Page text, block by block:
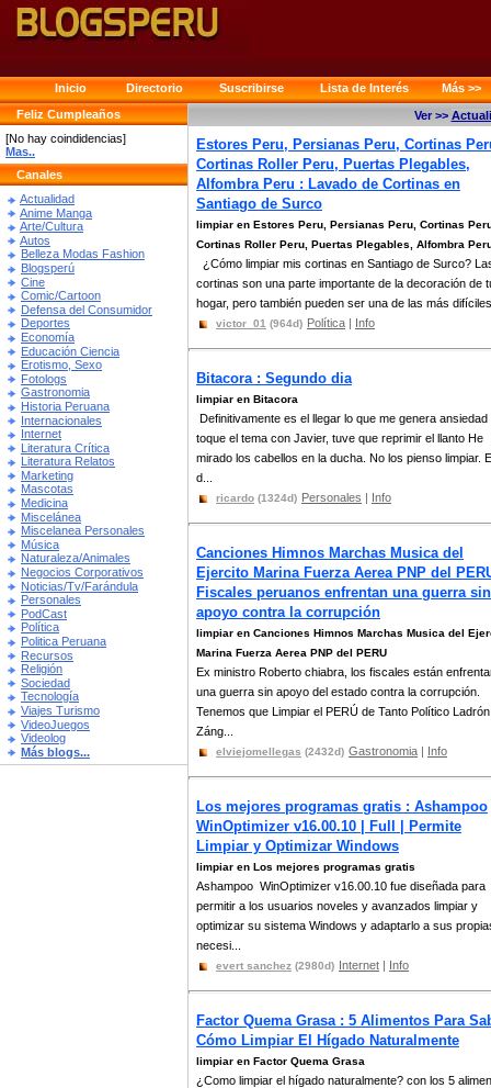
Inicio Directorio Suscribirse Lista de Interés
Más >>
Feliz Cumpleaños
[No hay coindidencias]
Mas..
Canales
Actualidad
Anime Manga
Arte/Cultura
Autos
Belleza Modas Fashion
Blogsperú
Cine
Comic/Cartoon
Defensa del Consumidor
Deportes
Economía
Educación Ciencia
Erotismo, Sexo
Fotologs
Gastronomia
Historia Peruana
Internacionales
Internet
Literatura Crítica
Literatura Relatos
Marketing
Mascotas
Medicina
Miscelánea
Miscelanea Personales
Música
Naturaleza/Animales
Negocios Corporativos
Noticias/Tv/Farándula
Personales
PodCast
Política
Politica Peruana
Recursos
Religión
Sociedad
Tecnología
Viajes Turismo
VideoJuegos
Videolog
Más blogs...
Ver >>
Estores Peru, Persianas Peru, Cortinas
Cortinas Roller Peru, Puertas Plegables,
Alfombra Peru : Lavado de Cortinas en
Santiago de Surco
limpiar en Estores Peru, Persianas Peru, Cortinas
Cortinas Roller Peru, Puertas Plegables, Alfombra
¿Cómo limpiar mis cortinas en Santiago de Surco?
cortinas son una parte importante de la decoración de
hogar, pero también pueden ser una de las más
victor_01 (964d) Política | Info
Bitacora : Segundo dia
limpiar en Bitacora
Definitivamente es el llegar lo que me genera ansiedad
toque el tema con Javier, tuve que reprimir el llanto He
mirado los cabellos en la ducha. No los pienso limpiar.
d...
ricardo (1324d) Personales | Info
Canciones Himnos Marchas Musica del
Ejercito Marina Fuerza Aerea PNP del
Fiscales peruanos enfrentan una guerra sin
apoyo contra la corrupción
limpiar en Canciones Himnos Marchas Musica del
Marina Fuerza Aerea PNP del PERU
Ex ministro Roberto chiabra, los fiscales están
una guerra sin apoyo del estado contra la corrupción.
Tenemos que Limpiar el PERÚ de Tanto Político
Záng...
elviejomellegas (2432d) Gastronomia | Info
Los mejores programas gratis : Ashampoo
WinOptimizer v16.00.10 | Full | Permite
Limpiar y Optimizar Windows
limpiar en Los mejores programas gratis
Ashampoo WinOptimizer v16.00.10 fue diseñada para
permitir a los usuarios noveles y avanzados limpiar y
optimizar su sistema Windows y adaptarlo a sus
necesi...
evert sanchez (2980d) Internet | Info
Factor Quema Grasa : 5 Alimentos Para
Cómo Limpiar El Hígado Naturalmente
limpiar en Factor Quema Grasa
¿Como limpiar el hígado naturalmente? con los 5